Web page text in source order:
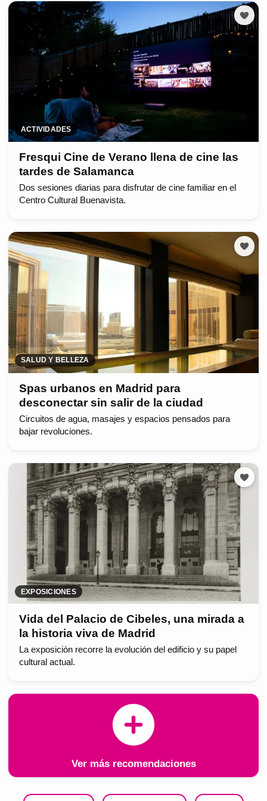
ACTIVIDADES
Fresqui Cine de Verano llena de cine las
tardes de Salamanca
Dos sesiones diarias para disfrutar de cine familiar en el
Centro Cultural Buenavista.
SALUD Y BELLEZA
Spas urbanos en Madrid para
desconectar sin salir de la ciudad
Circuitos de agua, masajes y espacios pensados para
bajar revoluciones.
EXPOSICIONES
Vida del Palacio de Cibeles, una mirada a
la historia viva de Madrid
La exposición recorre la evolución del edificio y su papel
cultural actual.
Ver más recomendaciones